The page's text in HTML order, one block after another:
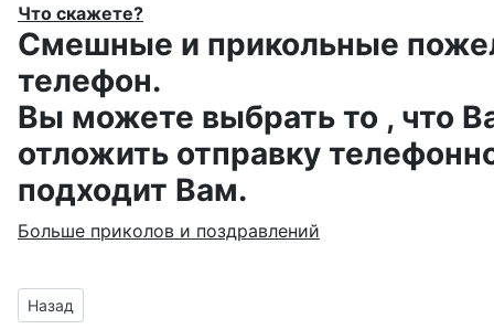
Что скажете?
Смешные и прикольные
телефон.
Вы можете выбрать то , что
отложить отправку
подходит Вам.
Больше приколов и поздравлений
Предыдущий материал: Фланелевая свадебная годовщина
Назад